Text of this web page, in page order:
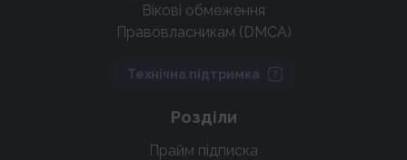
Вікові обмеження
Правовласникам (DMCA)
Технічна підтримка
Розділи
Прайм підписка